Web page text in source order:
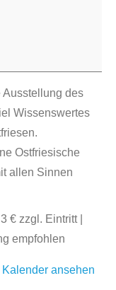
des
Wissenswertes
Ostfriesische
allen Sinnen
€ zzgl. Eintritt |
empfohlen
ansehen